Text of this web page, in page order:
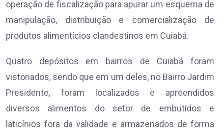
operação de fiscalização para apurar um esquema de
manipulação, distribuição e comercialização de
produtos alimentícios clandestinos em Cuiabá.
Quatro depósitos em bairros de Cuiabá foram
vistoriados, sendo que em um deles, no Bairro Jardim
Presidente, foram localizados e apreendidos
diversos alimentos do setor de embutidos e
laticínios fora da validade e armazenados de forma